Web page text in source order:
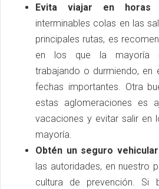
Evita viajar en horas
interminables colas en las
principales rutas, es
en los que la mayoría
trabajando o durmiendo, en
fechas importantes. Otra
estas aglomeraciones es
vacaciones y evitar salir en
mayoría.
Obtén un seguro
las autoridades, en nuestro
cultura de prevención. Si